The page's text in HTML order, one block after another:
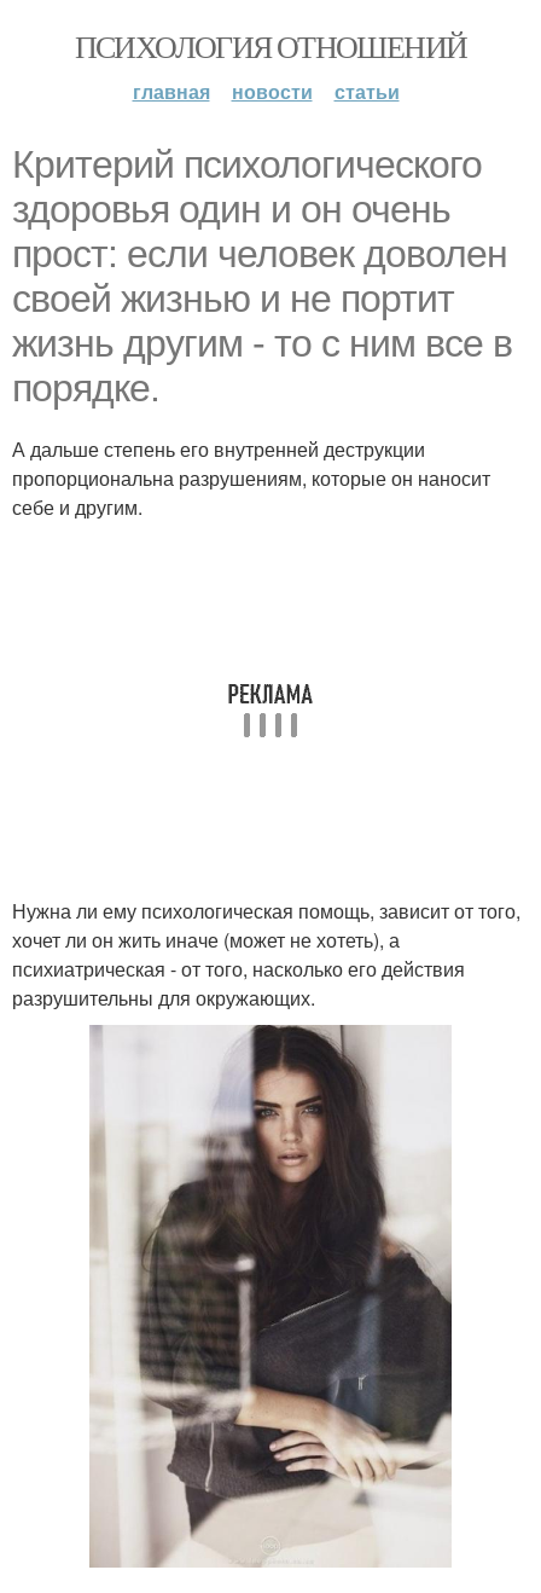
ПСИХОЛОГИЯ ОТНОШЕНИЙ
главная новости статьи
Критерий психологического
здоровья один и он очень
прост: если человек доволен
своей жизнью и не портит
жизнь другим - то с ним все в
порядке.
А дальше степень его внутренней деструкции
пропорциональна разрушениям, которые он наносит
себе и другим.
Нужна ли ему психологическая помощь, зависит от того,
хочет ли он жить иначе (может не хотеть), а
психиатрическая - от того, насколько его действия
разрушительны для окружающих.